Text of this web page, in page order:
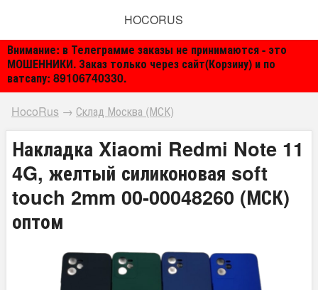
Внимание: в Телеграмме заказы не принимаются - это
МОШЕННИКИ. Заказ только через сайт(Корзину) и по
ватсапу: 89106740330.
HOCORUS
HocoRus → Склад Москва (МСК)
Накладка Xiaomi Redmi Note 11
4G, желтый силиконовая soft
touch 2mm 00-00048260 (МСК)
оптом